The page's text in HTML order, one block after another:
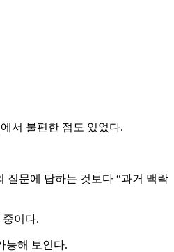
서 불편한 점도 있었다.
질문에 답하는 것보다 “과거 맥락
중이다.
능해 보인다.